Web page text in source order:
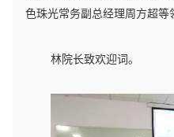
色珠光常务副总经理周方超等
林院长致欢迎词。